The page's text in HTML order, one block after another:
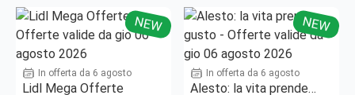
NEW
In offerta da 6 agosto
Lidl Mega Offerte
NEW
In offerta da 6 agosto
Alesto: la vita prende